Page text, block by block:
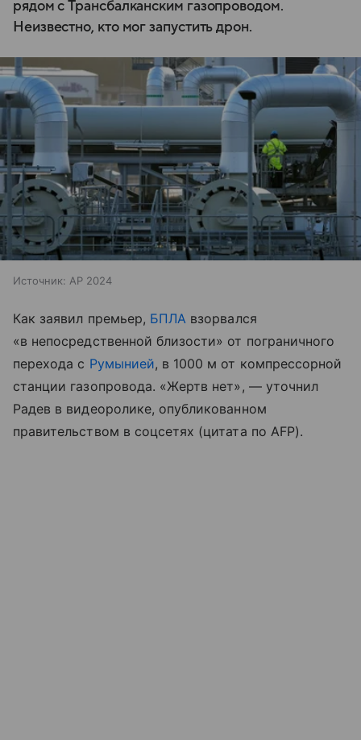
рядом с Трансбалканским газопроводом.
Неизвестно, кто мог запустить дрон.
Источник: AP 2024
Как заявил премьер, БПЛА взорвался
«в непосредственной близости» от пограничного
перехода с Румынией, в 1000 м от компрессорной
станции газопровода. «Жертв нет», — уточнил
Радев в видеоролике, опубликованном
правительством в соцсетях (цитата по AFP).